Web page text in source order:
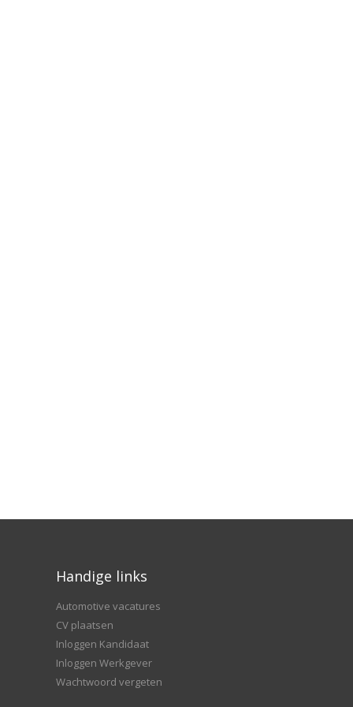
Handige links
Automotive vacatures
CV plaatsen
Inloggen Kandidaat
Inloggen Werkgever
Wachtwoord vergeten